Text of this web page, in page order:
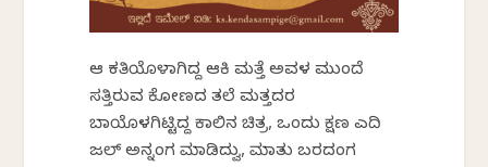
ಆ ಕತಿಯೊಳಾಗಿದ್ದ ಆಕಿ ಮತ್ತೆ ಅವಳ ಮುಂದೆ
ಸತ್ತಿರುವ ಕೋಣದ ತಲೆ ಮತ್ತದರ
ಬಾಯೊಳಗಿಟ್ಟಿದ್ದ ಕಾಲಿನ ಚಿತ್ರ, ಒಂದು ಕ್ಷಣ ಎದಿ
ಜಲ್ ಅನ್ನಂಗ ಮಾಡಿದ್ವು, ಮಾತು ಬರದಂಗ